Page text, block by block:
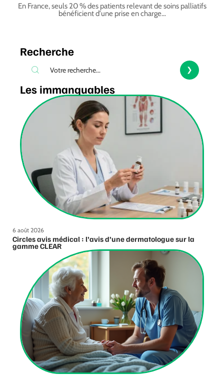
En France, seuls 20 % des patients relevant de soins palliatifs
bénéficient d'une prise en charge…
Recherche
Les immanquables
6 août 2026
Circles avis médical : l’avis d’une dermatologue sur la
gamme CLEAR